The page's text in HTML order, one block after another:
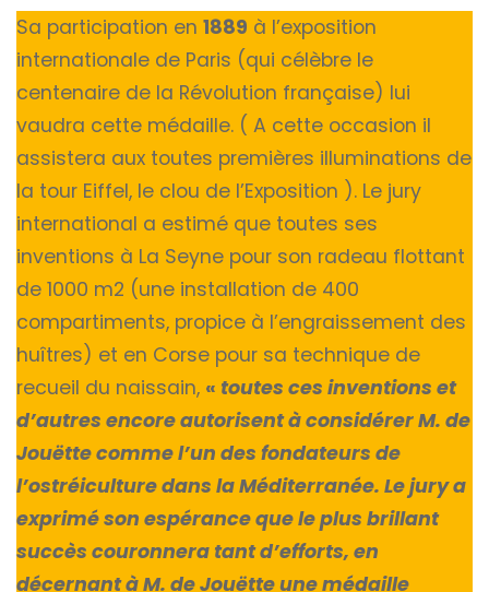
Sa participation en 1889 à l’exposition
internationale de Paris (qui célèbre le
centenaire de la Révolution française) lui
vaudra cette médaille. ( A cette occasion il
assistera aux toutes premières illuminations de
la tour Eiffel, le clou de l’Exposition ). Le jury
international a estimé que toutes ses
inventions à La Seyne pour son radeau flottant
de 1000 m2 (une installation de 400
compartiments, propice à l’engraissement des
huîtres) et en Corse pour sa technique de
recueil du naissain, « toutes ces inventions et
d’autres encore autorisent à considérer M. de
Jouëtte comme l’un des fondateurs de
l’ostréiculture dans la Méditerranée. Le jury a
exprimé son espérance que le plus brillant
succès couronnera tant d’efforts, en
décernant à M. de Jouëtte une médaille